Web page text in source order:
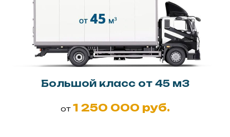
Большой класс от 45 м3
от 1 250 000 руб.